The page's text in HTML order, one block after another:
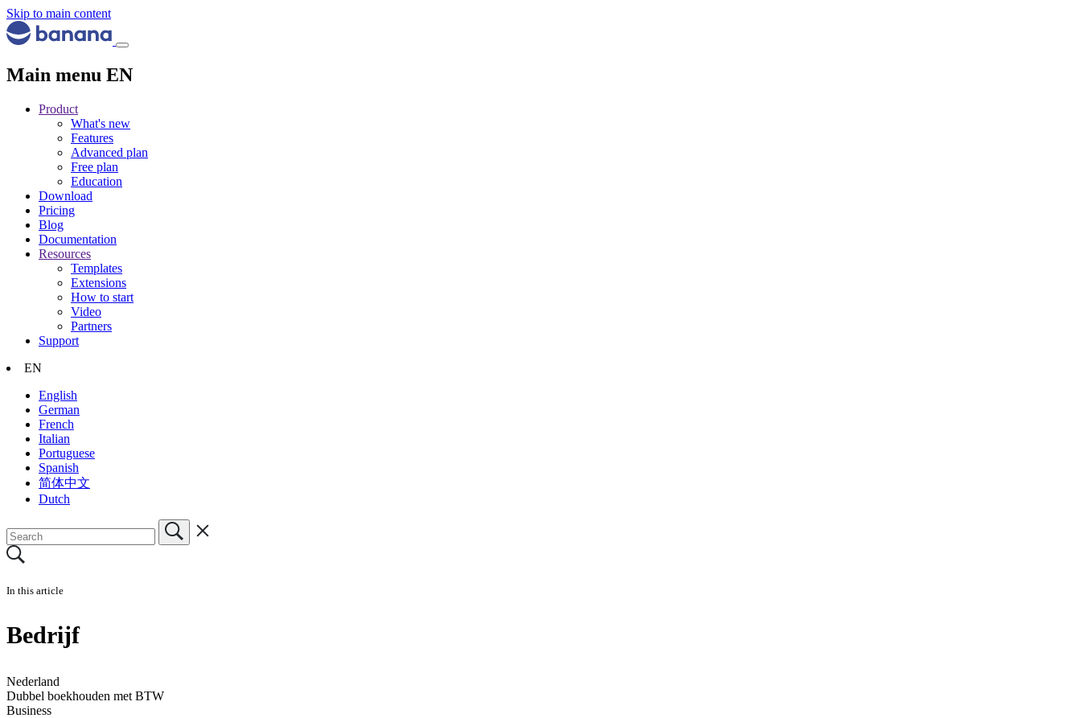
Skip to main content
Main menu EN
Product
What's new
Features
Advanced plan
Free plan
Education
Download
Pricing
Blog
Documentation
Resources
Templates
Extensions
How to start
Video
Partners
Support
EN
English
German
French
Italian
Portuguese
Spanish
简体中文
Dutch
In this article
Bedrijf
Nederland
Dubbel boekhouden met BTW
Business